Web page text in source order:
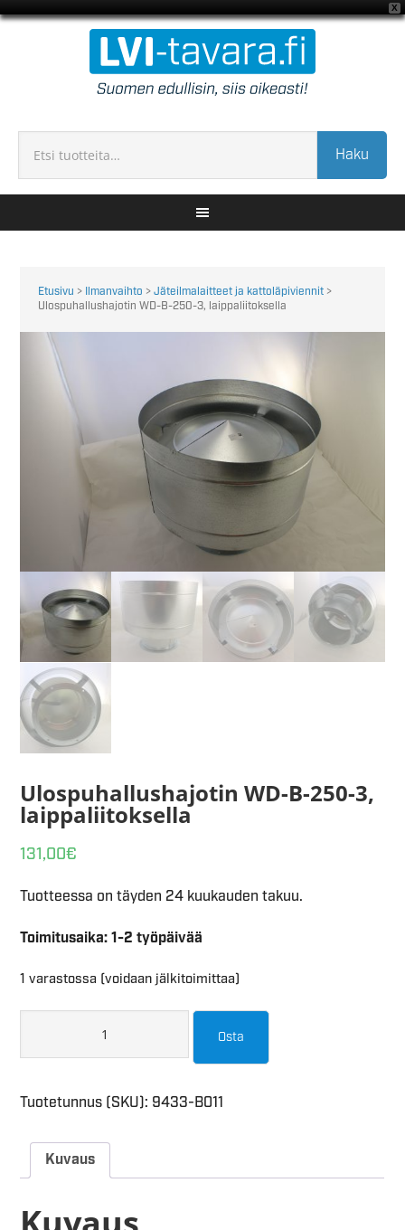
X
Haku
Etusivu > Ilmanvaihto >Jäteilmalaitteet ja kattoläpiviennit >
Ulospuhallushajotin WD-B-250-3, laippaliitoksella
Ulospuhallushajotin WD-B-250-3,
laippaliitoksella
131,00€
Tuotteessa on täyden 24 kuukauden takuu.
Toimitusaika: 1-2 työpäivää
1 varastossa (voidaan jälkitoimittaa)
Osta
Tuotetunnus (SKU): 9433-B011
Kuvaus